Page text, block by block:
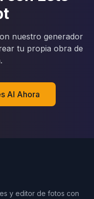
nuestro generador
tu propia obra de
AI Ahora
y editor de fotos con